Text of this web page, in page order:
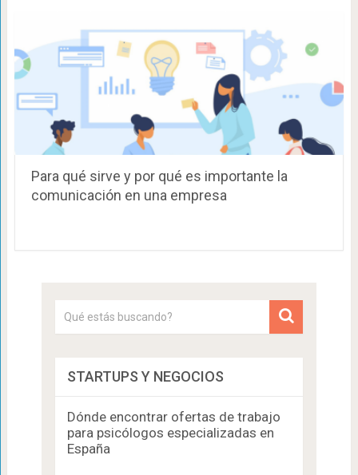
Para qué sirve y por qué es importante la
comunicación en una empresa
STARTUPS Y NEGOCIOS
Dónde encontrar ofertas de trabajo
para psicólogos especializadas en
España